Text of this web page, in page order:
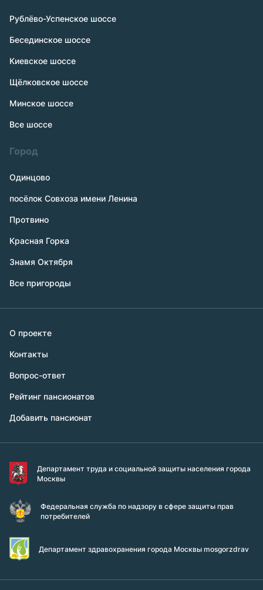
Рублёво-Успенское шоссе
Бесединское шоссе
Киевское шоссе
Щёлковское шоссе
Минское шоссе
Все шоссе
Город
Одинцово
посёлок Совхоза имени Ленина
Протвино
Красная Горка
Знамя Октября
Все пригороды
О проекте
Контакты
Вопрос-ответ
Рейтинг пансионатов
Добавить пансионат
Департамент труда и социальной защиты населения города
Москвы
Федеральная служба по надзору в сфере защиты прав
потребителей
Департамент здравохранения города Москвы mosgorzdrav